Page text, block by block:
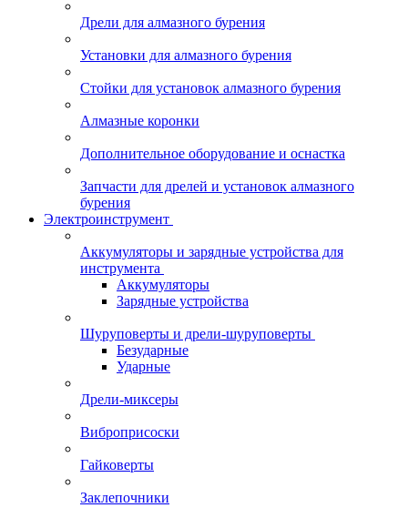
Дрели для алмазного бурения
Установки для алмазного бурения
Стойки для установок алмазного бурения
Алмазные коронки
Дополнительное оборудование и оснастка
Запчасти для дрелей и установок алмазного
бурения
Электроинструмент
Аккумуляторы и зарядные устройства для
инструмента
Аккумуляторы
Зарядные устройства
Шуруповерты и дрели-шуруповерты
Безударные
Ударные
Дрели-миксеры
Виброприсоски
Гайковерты
Заклепочники